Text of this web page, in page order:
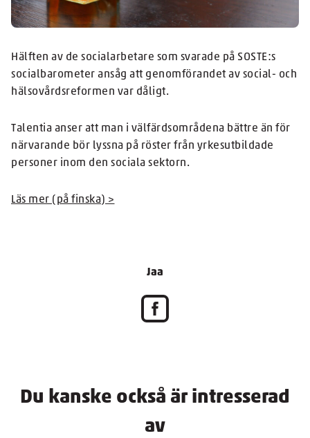
Hälften av de socialarbetare som svarade på SOSTE:s
socialbarometer ansåg att genomförandet av social- och
hälsovårdsreformen var dåligt.
Talentia anser att man i välfärdsområdena bättre än för
närvarande bör lyssna på röster från yrkesutbildade
personer inom den sociala sektorn.
Läs mer (på finska) >
Jaa
Du kanske också är intresserad
av